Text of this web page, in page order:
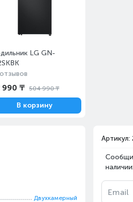
LG GN-
990 ₸ 504 990 ₸
В корзину
Двухкамерный
Артикул:
наличии:
Email